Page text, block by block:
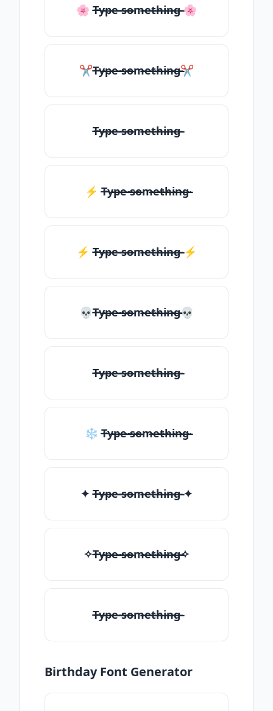
🌸 T̶̴y̶̴p̶̴e̶̴ ̶̴s̶̴o̶̴m̶̴e̶̴t̶̴h̶̴i̶̴n̶̴g̶̴ 🌸
✂T̶̴y̶̴p̶̴e̶̴ ̶̴s̶̴o̶̴m̶̴e̶̴t̶̴h̶̴i̶̴n̶̴g̶̴✂
T̶̴y̶̴p̶̴e̶̴ ̶̴s̶̴o̶̴m̶̴e̶̴t̶̴h̶̴i̶̴n̶̴g̶̴
⚡ T̶̴y̶̴p̶̴e̶̴ ̶̴s̶̴o̶̴m̶̴e̶̴t̶̴h̶̴i̶̴n̶̴g̶̴
⚡️ T̶̴y̶̴p̶̴e̶̴ ̶̴s̶̴o̶̴m̶̴e̶̴t̶̴h̶̴i̶̴n̶̴g̶̴ ⚡️
💀T̶̴y̶̴p̶̴e̶̴ ̶̴s̶̴o̶̴m̶̴e̶̴t̶̴h̶̴i̶̴n̶̴g̶̴💀
T̶̴y̶̴p̶̴e̶̴ ̶̴s̶̴o̶̴m̶̴e̶̴t̶̴h̶̴i̶̴n̶̴g̶̴
❄ T̶̴y̶̴p̶̴e̶̴ ̶̴s̶̴o̶̴m̶̴e̶̴t̶̴h̶̴i̶̴n̶̴g̶̴
✦ T̶̴y̶̴p̶̴e̶̴ ̶̴s̶̴o̶̴m̶̴e̶̴t̶̴h̶̴i̶̴n̶̴g̶̴ ✦
✧T̶̴y̶̴p̶̴e̶̴ ̶̴s̶̴o̶̴m̶̴e̶̴t̶̴h̶̴i̶̴n̶̴g̶̴✧
T̶̴y̶̴p̶̴e̶̴ ̶̴s̶̴o̶̴m̶̴e̶̴t̶̴h̶̴i̶̴n̶̴g̶̴
Birthday Font Generator